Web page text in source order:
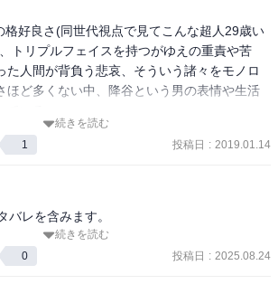
格好良さ(同世代視点で見てこんな超人29歳い
トリプルフェイスを持つがゆえの重責や苦
た人間が背負う悲哀、そういう諸々をモノロ
ほど多くない中、降谷という男の表情や生活
会話とか、「実際にありそう感」がすごく
いう魅力的な男性)の日常を覗いている」感に
た。
えた大人の会話をし、日本酒フランベで本
司として部下を思いやりつつ指導し、ドライ
の辺映画ネタで笑った)、お年寄りから動物に
んだけ格好良いんですか安室さん(降谷さん)！
続きを読む
1 投稿日 : 2019.01.14
バレを含みます。
し、女性受けを主とした話なのかな？とか思
ワンちゃんが懐きはじめてもうどうしていい
にも可愛い。
続きを読む
0 投稿日 : 2025.08.24